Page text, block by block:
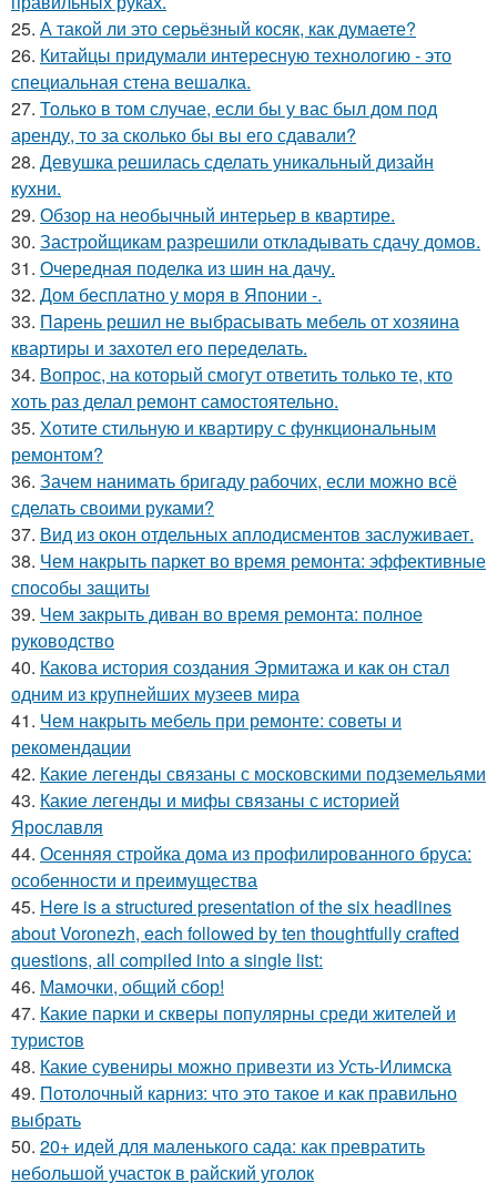
25. А такой ли это серьёзный косяк, как думаете?
26. Китайцы придумали интересную технологию - это
специальная стена вешалка.
27. Только в том случае, если бы у вас был дом под
аренду, то за сколько бы вы его сдавали?
28. Девушка решилась сделать уникальный дизайн
кухни.
29. Обзор на необычный интерьер в квартире.
30. Застройщикам разрешили откладывать сдачу домов.
31. Очередная поделка из шин на дачу.
32. Дом бесплатно у моря в Японии -.
33. Парень решил не выбрасывать мебель от хозяина
квартиры и захотел его переделать.
34. Вопрос, на который смогут ответить только те, кто
хоть раз делал ремонт самостоятельно.
35. Хотите стильную и квартиру с функциональным
ремонтом?
36. Зачем нанимать бригаду рабочих, если можно всё
сделать своими руками?
37. Вид из окон отдельных аплодисментов заслуживает.
38. Чем накрыть паркет во время ремонта: эффективные
способы защиты
39. Чем закрыть диван во время ремонта: полное
руководство
40. Какова история создания Эрмитажа и как он стал
одним из крупнейших музеев мира
41. Чем накрыть мебель при ремонте: советы и
рекомендации
42. Какие легенды связаны с московскими подземельями
43. Какие легенды и мифы связаны с историей
Ярославля
44. Осенняя стройка дома из профилированного бруса:
особенности и преимущества
45. Here is a structured presentation of the six headlines
about Voronezh, each followed by ten thoughtfully crafted
questions, all compiled into a single list:
46. Мамочки, общий сбор!
47. Какие парки и скверы популярны среди жителей и
туристов
48. Какие сувениры можно привезти из Усть-Илимска
49. Потолочный карниз: что это такое и как правильно
выбрать
50. 20+ идей для маленького сада: как превратить
небольшой участок в райский уголок